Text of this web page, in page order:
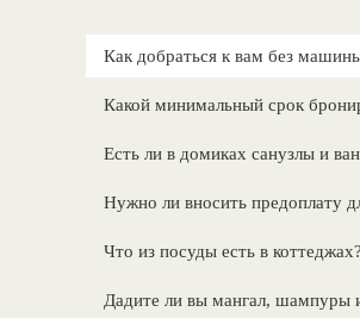
Как добраться к вам без
Какой минимальный срок
Есть ли в домиках санузлы и
Нужно ли вносить предоплату
Что из посуды есть в коттеджах?
Дадите ли вы мангал, шампуры